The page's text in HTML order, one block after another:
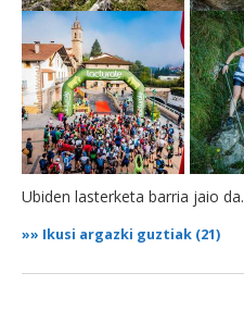
BEREZIAK
ARGAZKIAK
... AUKERA GEHIAGO
Ubiden lasterketa barria jaio da.
»» Ikusi argazki guztiak (21)